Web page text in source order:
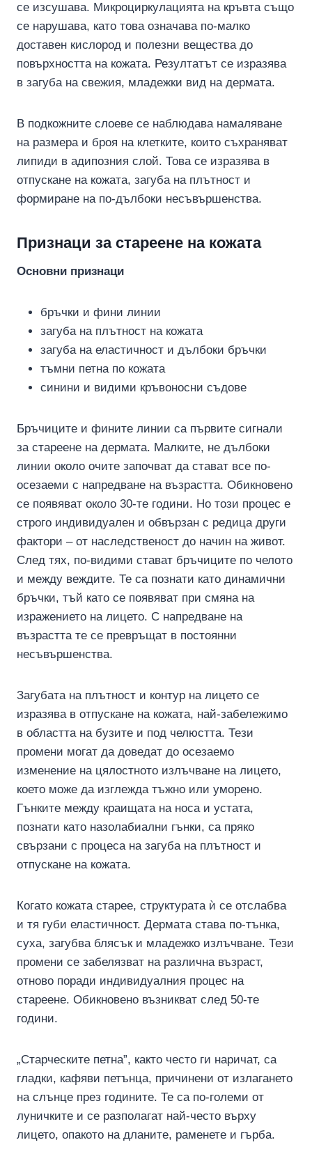
се изсушава. Микроциркулацията на кръвта също
се нарушава, като това означава по-малко
доставен кислород и полезни вещества до
повърхността на кожата. Резултатът се изразява
в загуба на свежия, младежки вид на дермата.
В подкожните слоеве се наблюдава намаляване
на размера и броя на клетките, които съхраняват
липиди в адипозния слой. Това се изразява в
отпускане на кожата, загуба на плътност и
формиране на по-дълбоки несъвършенства.
Признаци за стареене на кожата
Основни признаци
бръчки и фини линии
загуба на плътност на кожата
загуба на еластичност и дълбоки бръчки
тъмни петна по кожата
синини и видими кръвоносни съдове
Бръчиците и фините линии са първите сигнали
за стареене на дермата. Малките, не дълбоки
линии около очите започват да стават все по-
осезаеми с напредване на възрастта. Обикновено
се появяват около 30-те години. Но този процес е
строго индивидуален и обвързан с редица други
фактори – от наследственост до начин на живот.
След тях, по-видими стават бръчиците по челото
и между веждите. Те са познати като динамични
бръчки, тъй като се появяват при смяна на
изражението на лицето. С напредване на
възрастта те се превръщат в постоянни
несъвършенства.
Загубата на плътност и контур на лицето се
изразява в отпускане на кожата, най-забележимо
в областта на бузите и под челюстта. Тези
промени могат да доведат до осезаемо
изменение на цялостното излъчване на лицето,
което може да изглежда тъжно или уморено.
Гънките между краищата на носа и устата,
познати като назолабиални гънки, са пряко
свързани с процеса на загуба на плътност и
отпускане на кожата.
Когато кожата старее, структурата ѝ се отслабва
и тя губи еластичност. Дермата става по-тънка,
суха, загубва блясък и младежко излъчване. Тези
промени се забелязват на различна възраст,
отново поради индивидуалния процес на
стареене. Обикновено възникват след 50-те
години.
„Старческите петна”, както често ги наричат, са
гладки, кафяви петънца, причинени от излагането
на слънце през годините. Те са по-големи от
луничките и се разполагат най-често върху
лицето, опакото на дланите, раменете и гърба.